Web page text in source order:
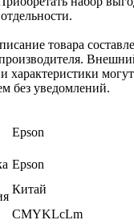
товара
характеристики
без уведомлений.
Epson
Epson
Китай
CMYKLcLm